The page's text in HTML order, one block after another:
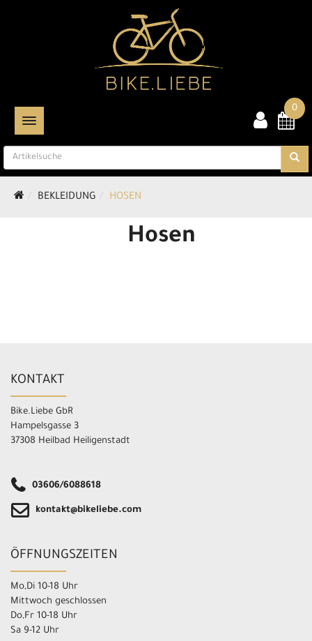
TOGGLE NAVIGATION
0
BEKLEIDUNG HOSEN
Hosen
KONTAKT
Bike.Liebe GbR
Hampelsgasse 3
37308 Heilbad Heiligenstadt
03606/6088618
kontakt@bikeliebe.com
ÖFFNUNGSZEITEN
Mo,Di 10-18 Uhr
Mittwoch geschlossen
Do,Fr 10-18 Uhr
Sa 9-12 Uhr